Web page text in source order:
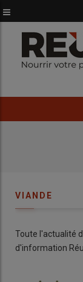
au
contenu
principal
VIANDE
Toute l'actualité
d'information